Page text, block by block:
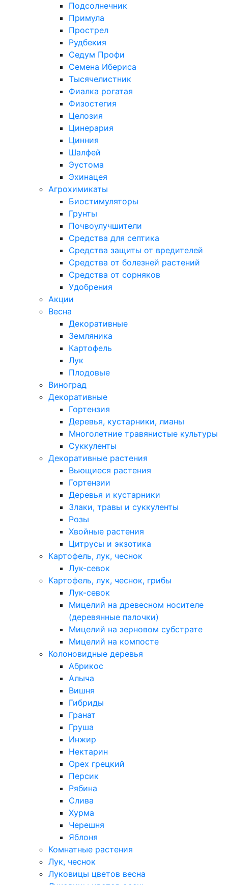
Подсолнечник
Примула
Прострел
Рудбекия
Седум Профи
Семена Ибериса
Тысячелистник
Фиалка рогатая
Физостегия
Целозия
Цинерария
Цинния
Шалфей
Эустома
Эхинацея
Агрохимикаты
Биостимуляторы
Грунты
Почвоулучшители
Средства для септика
Средства защиты от вредителей
Средства от болезней растений
Средства от сорняков
Удобрения
Акции
Весна
Декоративные
Земляника
Картофель
Лук
Плодовые
Виноград
Декоративные
Гортензия
Деревья, кустарники, лианы
Многолетние травянистые культуры
Суккуленты
Декоративные растения
Вьющиеся растения
Гортензии
Деревья и кустарники
Злаки, травы и суккуленты
Розы
Хвойные растения
Цитрусы и экзотика
Картофель, лук, чеснок
Лук-севок
Картофель, лук, чеснок, грибы
Лук-севок
Мицелий на древесном носителе
(деревянные палочки)
Мицелий на зерновом субстрате
Мицелий на компосте
Колоновидные деревья
Абрикос
Алыча
Вишня
Гибриды
Гранат
Груша
Инжир
Нектарин
Орех грецкий
Персик
Рябина
Слива
Хурма
Черешня
Яблоня
Комнатные растения
Лук, чеснок
Луковицы цветов весна